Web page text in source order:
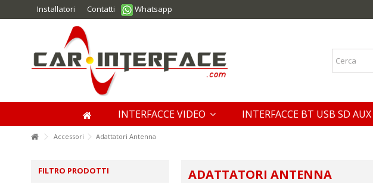
Installatori Contatti Whatsapp
INTERFACCE VIDEO INTERFACCE BT USB SD AUX
Accessori Adattatori Antenna
ADATTATORI ANTENNA
FILTRO PRODOTTI